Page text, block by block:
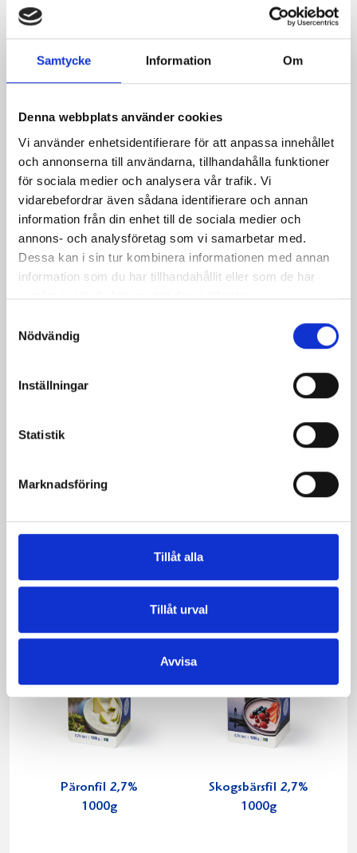
Samtycke Information Om
Denna webbplats använder cookies
Vi använder enhetsidentifierare för att anpassa innehållet
och annonserna till användarna, tillhandahålla funktioner
för sociala medier och analysera vår trafik. Vi
vidarebefordrar även sådana identifierare och annan
information från din enhet till de sociala medier och
annons- och analysföretag som vi samarbetar med.
Dessa kan i sin tur kombinera informationen med annan
information som du har tillhandahållit eller som de har
samlat in när du har använt deras tjänster.
Nödvändig
Inställningar
Statistik
Marknadsföring
Tillåt alla
Tillåt urval
Avvisa
Mjölken Eko 3%
KRAV 1 liter
Mellanmjölk
1,5% laktosfri 3dl
Mjölk 3% 1 liter
Jordgubbsfil 2,7%
Päronfil 2,7%
1000g
Skogsbärsfil 2,7%
1000g